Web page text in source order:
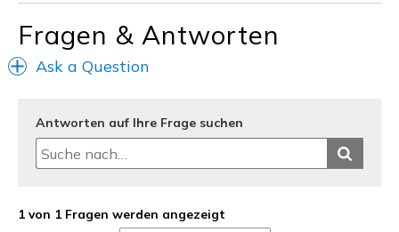
Größe
Fühlt sich zu groß an
Meine Meinung zu
Schuhen
Fragen & Antworten
Ask a Question
Antworten auf Ihre Frage suchen
1 von 1 Fragen werden angezeigt